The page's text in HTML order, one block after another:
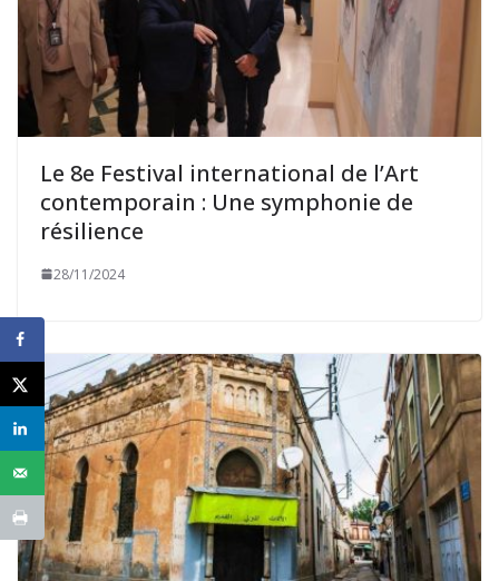
Le 8e Festival international de l’Art
contemporain : Une symphonie de
résilience
28/11/2024